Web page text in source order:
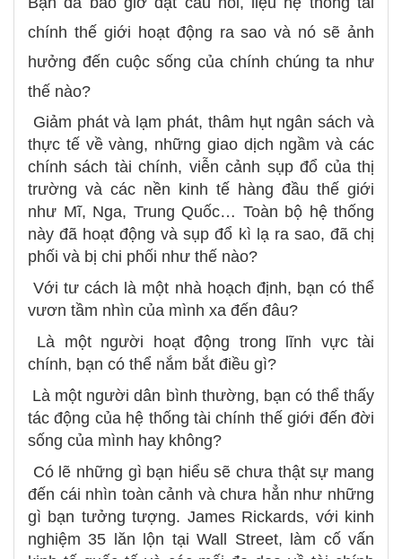
chính thế giới hoạt động ra sao và nó sẽ ảnh
hưởng đến cuộc sống của chính chúng ta như
thế nào?
Giảm phát và lạm phát, thâm hụt ngân sách và
thực tế về vàng, những giao dịch ngầm và các
chính sách tài chính, viễn cảnh sụp đổ của thị
trường và các nền kinh tế hàng đầu thế giới
như Mĩ, Nga, Trung Quốc… Toàn bộ hệ thống
này đã hoạt động và sụp đổ kì lạ ra sao, đã chị
phối và bị chi phối như thế nào?
Với tư cách là một nhà hoạch định, bạn có thể
vươn tầm nhìn của mình xa đến đâu?
Là một người hoạt động trong lĩnh vực tài
chính, bạn có thể nắm bắt điều gì?
Là một người dân bình thường, bạn có thể thấy
tác động của hệ thống tài chính thế giới đến đời
sống của mình hay không?
Có lẽ những gì bạn hiểu sẽ chưa thật sự mang
đến cái nhìn toàn cảnh và chưa hẳn như những
gì bạn tưởng tượng. James Rickards, với kinh
nghiệm 35 lăn lộn tại Wall Street, làm cố vấn